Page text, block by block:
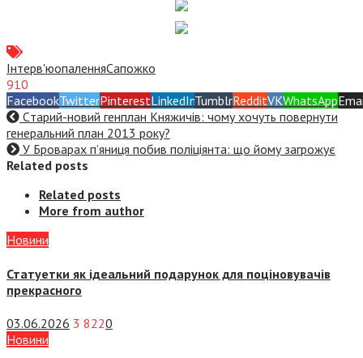
Інтерв'юопаленняСапожко
910
FacebookTwitterPinterestLinkedInTumblrRedditVKWhatsApp
Cтарий-новий генплан Княжичів: чому хочуть повернути
генеральний план 2013 року?
У Броварах п’яниця побив поліціянта: що йому загрожує
Related posts
Related posts
More from author
Новини
Статуетки як ідеальний подарунок для поціновувачів
прекрасного
03.06.2026 3 8220
Новини